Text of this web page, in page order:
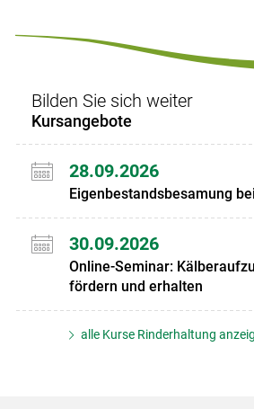
Bilden Sie sich weiter
Kursangebote
28.09.2026
Eigenbestandsbesamung
30.09.2026
Online-Seminar:
fördern und erhalten
alle Kurse Rinderhaltung